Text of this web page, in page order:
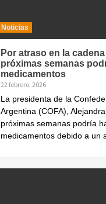
Noticias
Por atraso en la
próximas semanas
medicamentos
22 febrero, 2026
La presidenta de la
Argentina (COFA),
próximas semanas podría
medicamentos debido a un